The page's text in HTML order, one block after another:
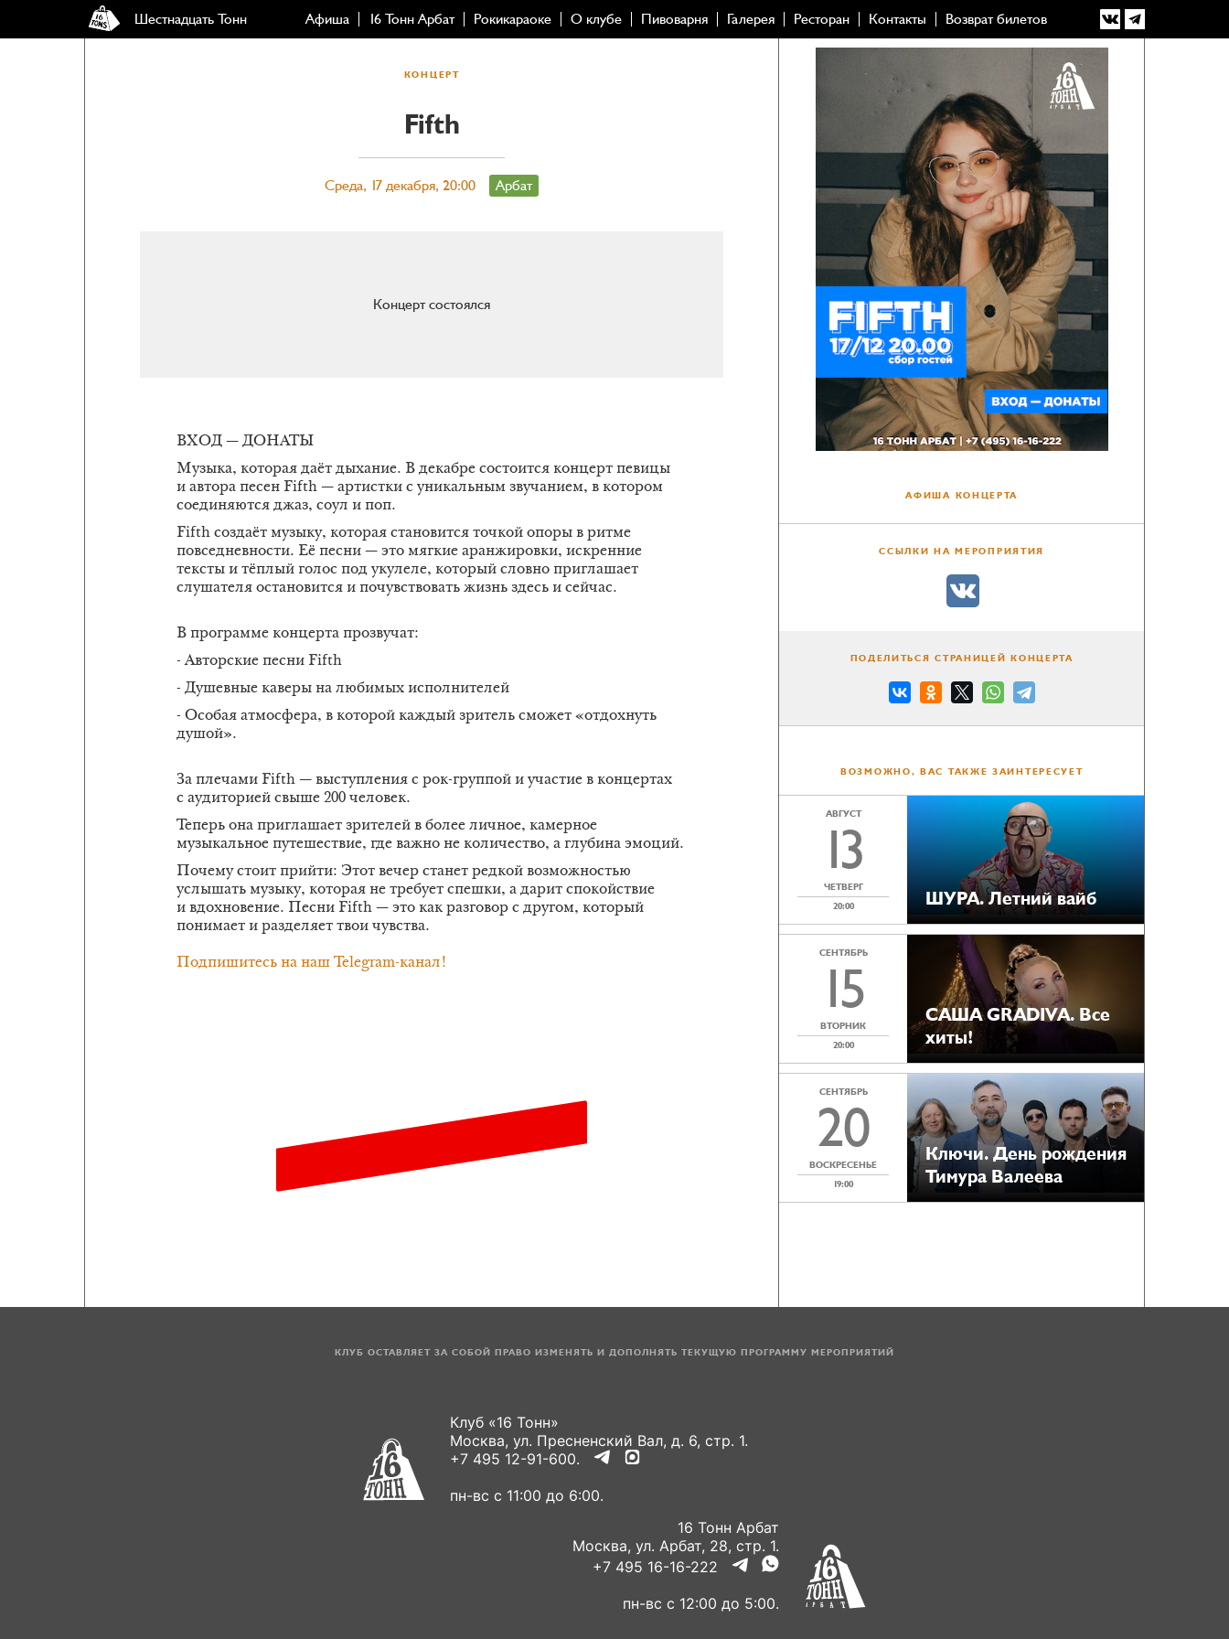
Шестнадцать Тонн Афиша 16 Тонн Арбат Рокикараоке О клубе Пивоварня Галерея Ресторан Контакты Возврат билетов
КОНЦЕРТ
Fifth
Среда, 17 декабря, 20:00 Арбат
Концерт состоялся
ВХОД — ДОНАТЫ
Музыка, которая даёт дыхание. В декабре состоится концерт певицы
и автора песен Fifth — артистки с уникальным звучанием, в котором
соединяются джаз, соул и поп.
Fifth создаёт музыку, которая становится точкой опоры в ритме
повседневности. Её песни — это мягкие аранжировки, искренние
тексты и тёплый голос под укулеле, который словно приглашает
слушателя остановится и почувствовать жизнь здесь и сейчас.
В программе концерта прозвучат:
- Авторские песни Fifth
- Душевные каверы на любимых исполнителей
- Особая атмосфера, в которой каждый зритель сможет «отдохнуть
душой».
За плечами Fifth — выступления с рок-группой и участие в концертах
с аудиторией свыше 200 человек.
Теперь она приглашает зрителей в более личное, камерное
музыкальное путешествие, где важно не количество, а глубина эмоций.
Почему стоит прийти: Этот вечер станет редкой возможностью
услышать музыку, которая не требует спешки, а дарит спокойствие
и вдохновение. Песни Fifth — это как разговор с другом, который
понимает и разделяет твои чувства.
Подпишитесь на наш Telegram-канал!
АФИША КОНЦЕРТА
ССЫЛКИ НА МЕРОПРИЯТИЯ
ПОДЕЛИТЬСЯ СТРАНИЦЕЙ КОНЦЕРТА
ВОЗМОЖНО, ВАС ТАКЖЕ ЗАИНТЕРЕСУЕТ
АВГУСТ
13
ЧЕТВЕРГ
20:00
ШУРА. Летний вайб
СЕНТЯБРЬ
15
ВТОРНИК
20:00
САША GRADIVA. Все
хиты!
СЕНТЯБРЬ
20
ВОСКРЕСЕНЬЕ
19:00
Ключи. День рождения
Тимура Валеева
КЛУБ ОСТАВЛЯЕТ ЗА СОБОЙ ПРАВО ИЗМЕНЯТЬ И ДОПОЛНЯТЬ ТЕКУЩУЮ ПРОГРАММУ МЕРОПРИЯТИЙ
Клуб «16 Тонн»
Москва, ул. Пресненский Вал, д. 6, стр. 1.
+7 495 12-91-600.
пн-вс с 11:00 до 6:00.
16 Тонн Арбат
Москва, ул. Арбат, 28, стр. 1.
+7 495 16-16-222
пн-вс с 12:00 до 5:00.